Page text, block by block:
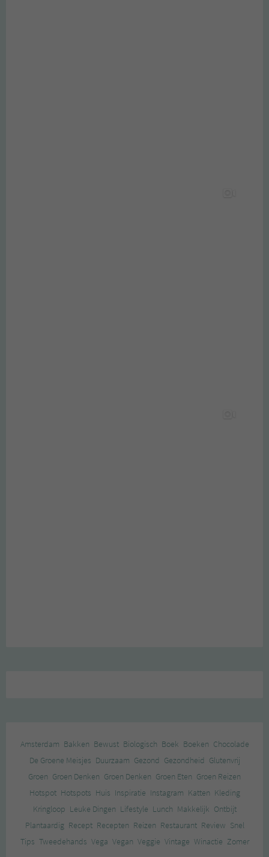
Amsterdam Bakken Bewust Biologisch Boek Boeken Chocolade
De Groene Meisjes Duurzaam Gezond Gezondheid Glutenvrij
Groen Groen Denken Groen Denken Groen Eten Groen Reizen
Hotspot Hotspots Huis Inspiratie Instagram Katten Kleding
Kringloop Leuke Dingen Lifestyle Lunch Makkelijk Ontbijt
Plantaardig Recept Recepten Reizen Restaurant Review Snel
Tips Tweedehands Vega Vegan Veggie Vintage Winactie Zomer